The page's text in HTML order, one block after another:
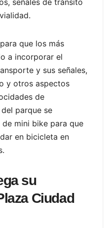
que los más
a incorporar el
y sus señales,
y otros aspectos
de
parque se
mini bike para que
en bicicleta en
su
Ciudad